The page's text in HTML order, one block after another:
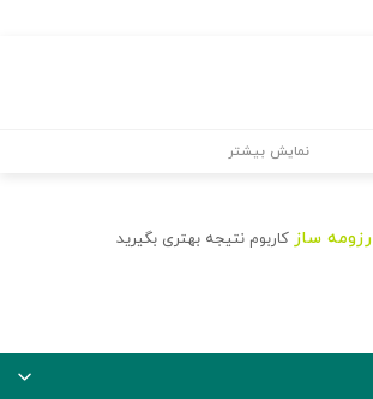
نمایش بیشتر
رزومه ساز کاربوم نتیجه بهتری بگیرید